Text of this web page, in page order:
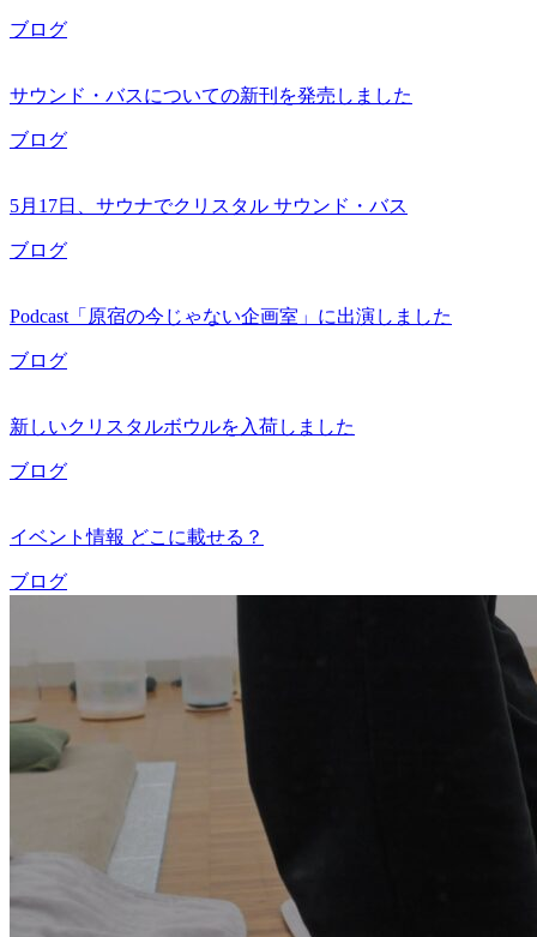
ブログ
サウンド・バスについての新刊を発売しました
ブログ
5月17日、サウナでクリスタル サウンド・バス
ブログ
Podcast「原宿の今じゃない企画室」に出演しました
ブログ
新しいクリスタルボウルを入荷しました
ブログ
イベント情報 どこに載せる？
ブログ